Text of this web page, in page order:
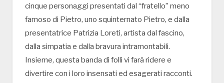
cinque personaggi presentati dal “fratello” meno
famoso di Pietro, uno squinternato Pietro, e dalla
presentatrice Patrizia Loreti, artista dal fascino,
dalla simpatia e dalla bravura intramontabili.
Insieme, questa banda di folli vi farà ridere e
divertire con i loro insensati ed esagerati racconti.